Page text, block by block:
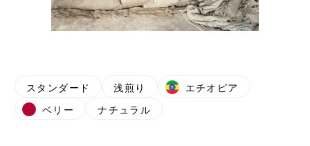
スタンダード 浅煎り
エチオピア
ベリー
ナチュラル